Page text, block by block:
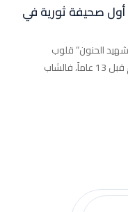
صحيفة ثورية في
الحنون” قلوب
الحمصيين عندما انتفضوا بوجه النظام الحاكم قبل 13 عاماً، فالشاب